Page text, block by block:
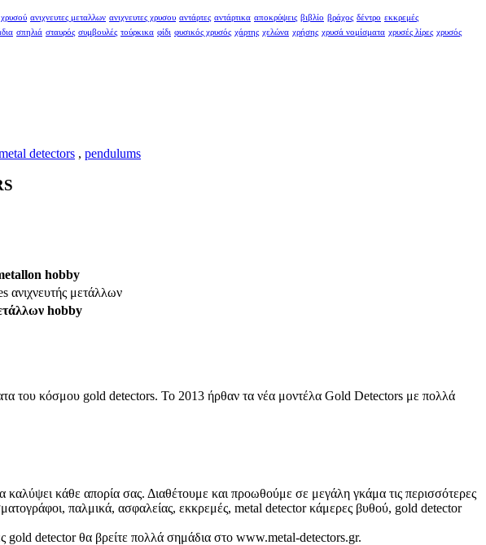
χρυσού ανιχνευτες μεταλλων ανιχνευτες χρυσου αντάρτες αντάρτικα αποκρύψεις βιβλίο βράχος δέντρο εκκρεμές
σπηλιά σταυρός συμβουλές τούρκικα φίδι φυσικός χρυσός χάρτης χελώνα χρήσης χρυσά νομίσματα χρυσές λίρες χρυσός
detectors , pendulums
hobby
hobby
του κόσμου gold detectors. Το 2013 ήρθαν τα νέα μοντέλα Gold Detectors με πολλά
καλύψει κάθε απορία σας. Διαθέτουμε και προωθούμε σε μεγάλη γκάμα τις περισσότερες
παλμικά, ασφαλείας, εκκρεμές, metal detector κάμερες βυθού, gold detector
gold detector θα βρείτε πολλά σημάδια στο www.metal-detectors.gr.